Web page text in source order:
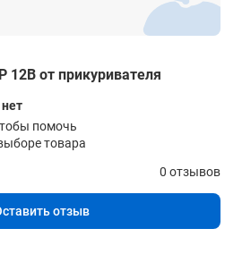
от прикуривателя
помочь
товара
0 отзывов
отзыв